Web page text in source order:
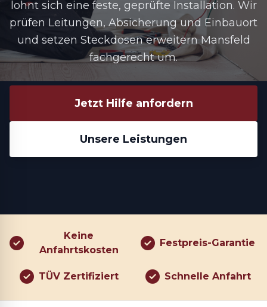
lohnt sich eine feste, geprüfte Installation. Wir
prüfen Leitungen, Absicherung und Einbauort
und setzen Steckdosen erweitern Mansfeld
fachgerecht um.
Jetzt Hilfe anfordern
Unsere Leistungen
Keine
Anfahrtskosten
Festpreis-Garantie
TÜV Zertifiziert Schnelle Anfahrt